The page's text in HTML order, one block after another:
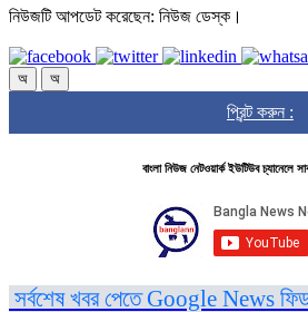
নিউজটি আপডেট করেছেন: নিউজ ডেস্ক।
অ অ
প্রিন্ট করুন :
বাংলা নিউজ নেটওয়ার্ক ইউটিউব চ্যানেলে
সর্বশেষ খবর পেতে Google News